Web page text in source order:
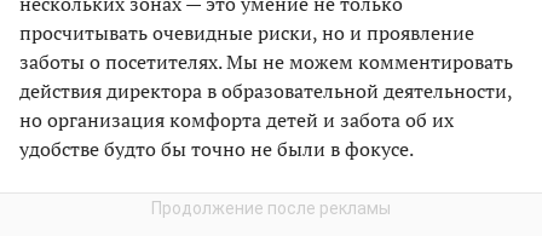
просчитывать очевидные риски, но и проявление
заботы о посетителях. Мы не можем комментировать
действия директора в образовательной деятельности,
но организация комфорта детей и забота об их
удобстве будто бы точно не были в фокусе.